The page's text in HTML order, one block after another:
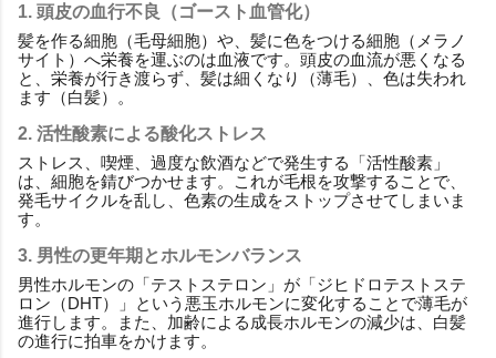
1. 頭皮の血行不良（ゴースト血管化）
髪を作る細胞（毛母細胞）や、髪に色をつける細胞（メラノ
サイト）へ栄養を運ぶのは血液です。頭皮の血流が悪くなる
と、栄養が行き渡らず、髪は細くなり（薄毛）、色は失われ
ます（白髪）。
2. 活性酸素による酸化ストレス
ストレス、喫煙、過度な飲酒などで発生する「活性酸素」
は、細胞を錆びつかせます。これが毛根を攻撃することで、
発毛サイクルを乱し、色素の生成をストップさせてしまいま
す。
3. 男性の更年期とホルモンバランス
男性ホルモンの「テストステロン」が「ジヒドロテストステ
ロン（DHT）」という悪玉ホルモンに変化することで薄毛が
進行します。また、加齢による成長ホルモンの減少は、白髪
の進行に拍車をかけます。